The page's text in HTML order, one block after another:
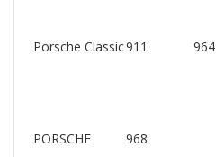
Porsche Classic911 964
PORSCHE 968